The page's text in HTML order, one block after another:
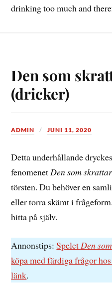
drinking too much and
Den som
(dricker)
ADMIN JUNI 11, 2020
Detta underhållande
fenomenetDen som
törsten. Du behöver en
eller torra skämt i
hitta på själv.
Annonstips:Spelet Den
köpa med färdiga frågor
länk.